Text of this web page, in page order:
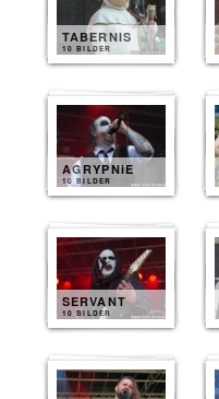
TABERNIS
10 BILDER
AGRYPNIE
10 BILDER
SERVANT
10 BILDER